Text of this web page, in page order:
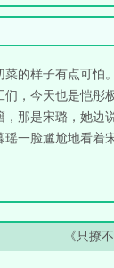
的样子有点可怕
，今天也是恺
那是宋璐，她
一脸尴尬地看
《只撩